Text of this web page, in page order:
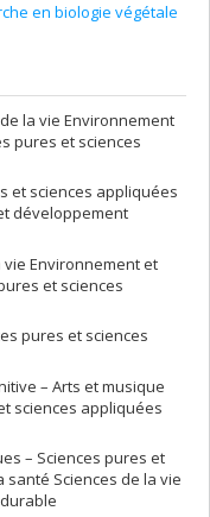
en biologie végétale
la vie Environnement
pures et sciences
et sciences appliquées
développement
vie Environnement et
et sciences
pures et sciences
– Arts et musique
sciences appliquées
– Sciences pures et
santé Sciences de la vie